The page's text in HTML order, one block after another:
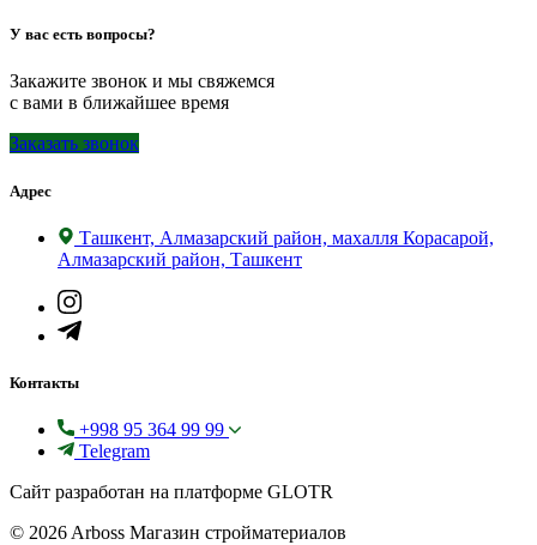
У вас есть вопросы?
Закажите звонок и мы свяжемся
с вами в ближайшее время
Заказать звонок
Адрес
Ташкент, Алмазарский район, махалля Корасарой,
Алмазарский район, Ташкент
Контакты
+998 95 364 99 99
Telegram
Сайт разработан на платформе GLOTR
© 2026 Arboss Магазин стройматериалов